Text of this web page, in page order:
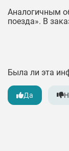
Аналогичным
поезда». В
Была ли эта
Да